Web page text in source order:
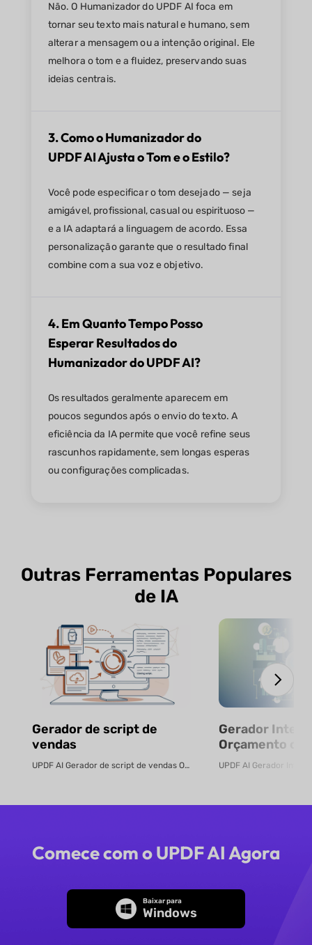
Não. O Humanizador do UPDF AI foca em
tornar seu texto mais natural e humano, sem
alterar a mensagem ou a intenção original. Ele
melhora o tom e a fluidez, preservando suas
ideias centrais.
3. Como o Humanizador do
UPDF AI Ajusta o Tom e o Estilo?
Você pode especificar o tom desejado — seja
amigável, profissional, casual ou espirituoso —
e a IA adaptará a linguagem de acordo. Essa
personalização garante que o resultado final
combine com a sua voz e objetivo.
4. Em Quanto Tempo Posso
Esperar Resultados do
Humanizador do UPDF AI?
Os resultados geralmente aparecem em
poucos segundos após o envio do texto. A
eficiência da IA permite que você refine seus
rascunhos rapidamente, sem longas esperas
ou configurações complicadas.
Outras Ferramentas Populares
de IA
Gerador de script de
vendas
UPDF AI Gerador de script de vendas O UPDF AI transforma PDFs de produtos ...
Gerador
Orçamento
Gratuito
Comece com o UPDF AI Agora
Baixar para
Windows